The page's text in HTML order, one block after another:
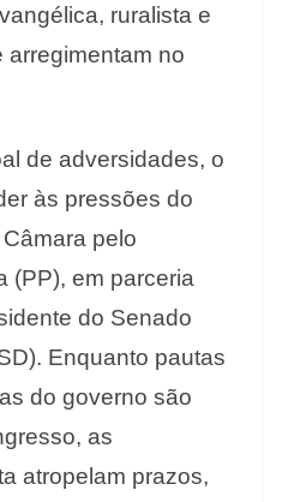
ruralista e
arregimentam no
de adversidades, o
às pressões do
pelo
(PP), em parceria
do Senado
Enquanto pautas
do governo são
as
atropelam prazos,